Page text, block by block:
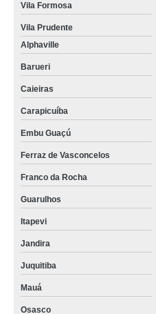
Vila Formosa
Vila Prudente
Alphaville
Barueri
Caieiras
Carapicuíba
Embu Guaçú
Ferraz de Vasconcelos
Franco da Rocha
Guarulhos
Itapevi
Jandira
Juquitiba
Mauá
Osasco